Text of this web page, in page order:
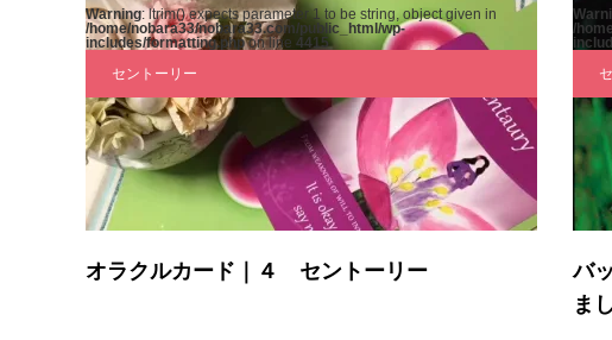
Warning: ltrim() expects parameter 1 to be string, object given in
/home/nobara33/nobara33.com/public_html/wp-
includes/formatting.phpon line 4415
セントーリー
オラクルカード｜４ セントーリー
/
バ
ま